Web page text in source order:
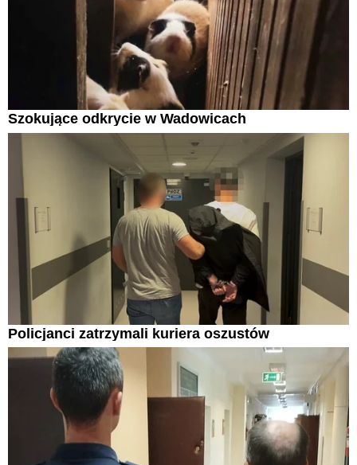
Szokujące odkrycie w Wadowicach
Policjanci zatrzymali kuriera oszustów